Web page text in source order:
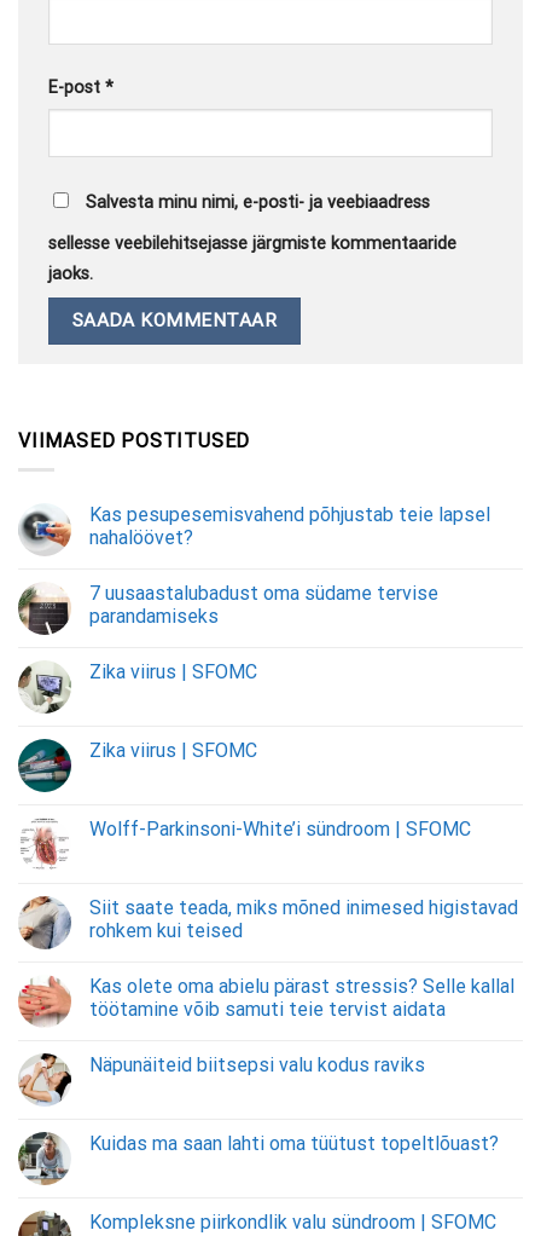
E-post *
Salvesta minu nimi, e-posti- ja veebiaadress
sellesse veebilehitsejasse järgmiste kommentaaride
jaoks.
VIIMASED POSTITUSED
Kas pesupesemisvahend põhjustab teie lapsel
nahalöövet?
7 uusaastalubadust oma südame tervise
parandamiseks
Zika viirus | SFOMC
Zika viirus | SFOMC
Wolff-Parkinsoni-White’i sündroom | SFOMC
Siit saate teada, miks mõned inimesed higistavad
rohkem kui teised
Kas olete oma abielu pärast stressis? Selle kallal
töötamine võib samuti teie tervist aidata
Näpunäiteid biitsepsi valu kodus raviks
Kuidas ma saan lahti oma tüütust topeltlõuast?
Kompleksne piirkondlik valu sündroom | SFOMC